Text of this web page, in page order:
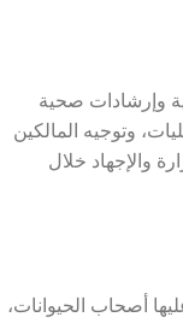
وإرشادات صحية
وتوجيه المالكين
والإجهاد خلال
أصحاب الحيوانات،